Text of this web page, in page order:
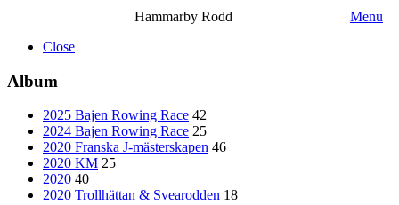
Hammarby Rodd
Menu
Close
Album
2025 Bajen Rowing Race 42
2024 Bajen Rowing Race 25
2020 Franska J-mästerskapen 46
2020 KM 25
2020 40
2020 Trollhättan & Svearodden 18